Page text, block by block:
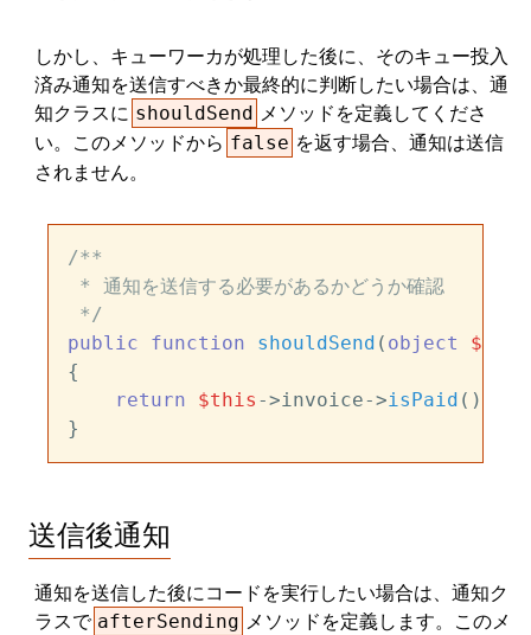
しかし、キューワーカが処理した後に、そのキュー投入
済み通知を送信すべきか最終的に判断したい場合は、通
知クラスに shouldSend メソッドを定義してくださ
い。このメソッドから false を返す場合、通知は送信
されません。
/**
* 通知を送信する必要があるかどうか確認
*/
public
function shouldSend ( object
{
return
$this ->invoice->isPaid ();
送信後通知
通知を送信した後にコードを実行したい場合は、通知ク
ラスで afterSending メソッドを定義します。このメ